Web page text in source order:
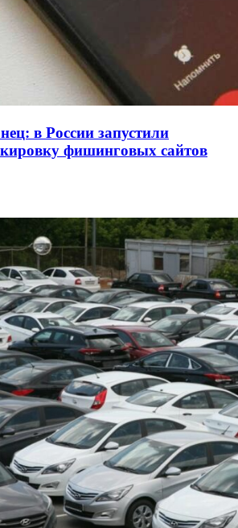
в России запустили
фишинговых сайтов